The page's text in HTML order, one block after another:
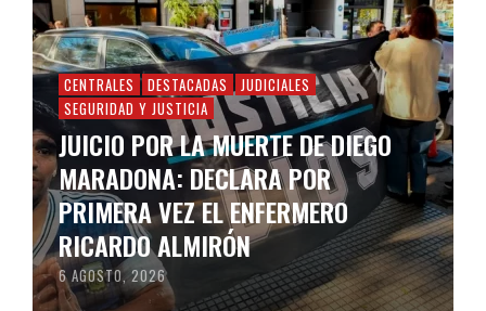
CENTRALES DESTACADAS
JUDICIALES
SEGURIDAD Y JUSTICIA
JUICIO POR LA MUERTE DE DIEGO
MARADONA: DECLARA POR
PRIMERA VEZ EL ENFERMERO
RICARDO ALMIRÓN
6 AGOSTO, 2026